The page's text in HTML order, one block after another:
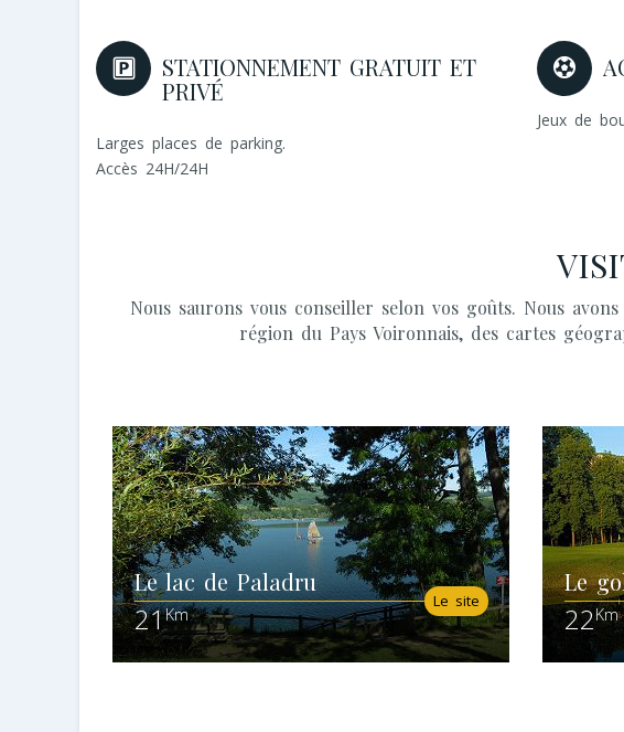
STATIONNEMENT GRATUIT ET
PRIVÉ
Larges places de parking.
Accès 24H/24H
Jeux de
Nous saurons vous conseiller selon vos goûts. Nous
région du Pays Voironnais, des cartes
Le lac de Paladru
Le site
21Km
Le
22Km